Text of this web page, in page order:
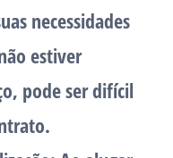
necessidades
estiver
pode ser difícil